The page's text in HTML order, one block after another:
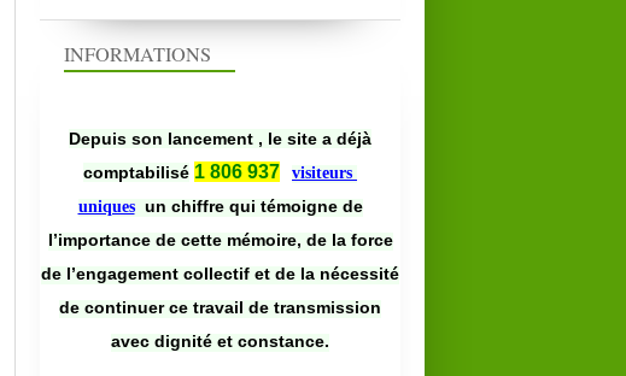
INFORMATIONS
Depuis son lancement , le site a déjà
comptabilisé 1 806 937
visiteurs
uniques un chiffre qui témoigne de
l’importance de cette mémoire, de la force
de l’engagement collectif et de la nécessité
de continuer ce travail de transmission
avec dignité et constance.